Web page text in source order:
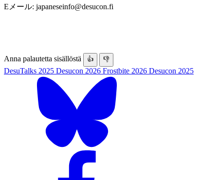
Eメール: japaneseinfo@desucon.fi
Anna palautetta sisällöstä 👍 👎
DesuTalks 2025 Desucon 2026 Frostbite 2026 Desucon 2025